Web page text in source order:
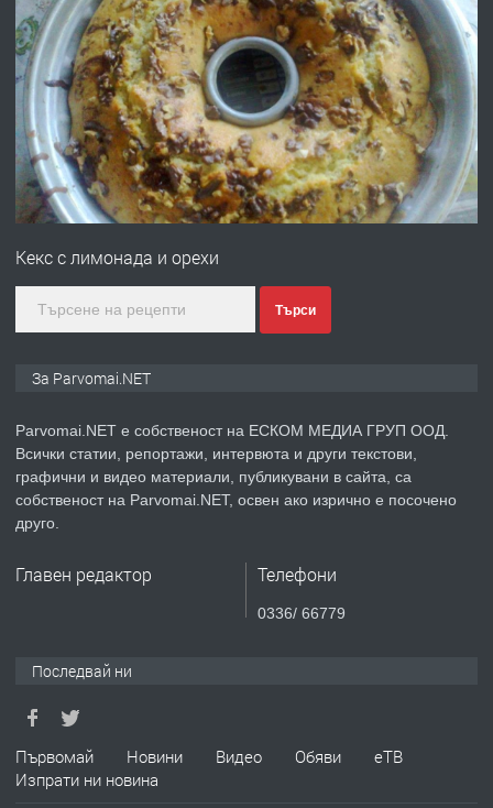
преди 1 година
ПРЕДЛАГА
Първи поход "По стъпките на Ангел
Войвода"
преди 1 година
ПРЕДЛАГА
Монтажник на малки детайли за
преди 1 година
ПРЕДЛАГА
Продавам апартамент - гр.
преди 1 година
Кекс с лимонада и орехи
Търси
За Parvomai.NET
Parvomai.NET е собственост на ЕСКОМ МЕДИА ГРУП ООД.
Всички статии, репортажи, интервюта и други текстови,
графични и видео материали, публикувани в сайта, са
собственост на Parvomai.NET, освен ако изрично е посочено
друго.
Главен редактор Телефони
0336/ 66779
Последвай ни
Първомай Новини Видео Обяви
еТВ
Изпрати ни новина